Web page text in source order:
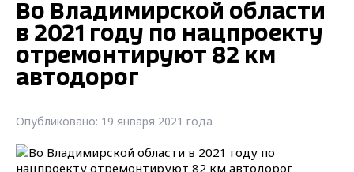
Во Владимирской области
в 2021 году по нацпроекту
отремонтируют 82 км
автодорог
Опубликовано: 19 января 2021 года